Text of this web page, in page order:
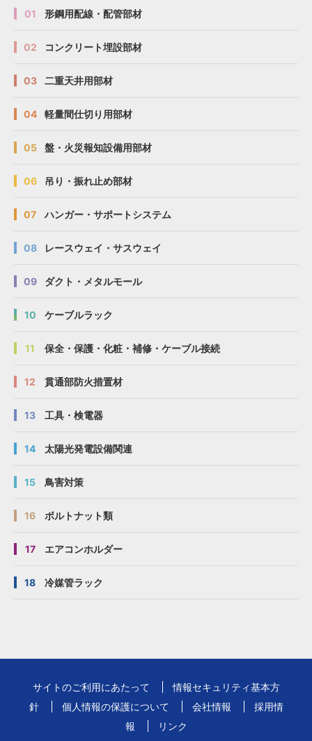
01 形鋼用配線・配管部材
02 コンクリート埋設部材
03 二重天井用部材
04 軽量間仕切り用部材
05 盤・火災報知設備用部材
06 吊り・振れ止め部材
07 ハンガー・サポートシステム
08 レースウェイ・サスウェイ
09 ダクト・メタルモール
10 ケーブルラック
11 保全・保護・化粧・補修・ケーブル接続
12 貫通部防火措置材
13 工具・検電器
14 太陽光発電設備関連
15 鳥害対策
16 ボルトナット類
17 エアコンホルダー
18 冷媒管ラック
サイトのご利用にあたって
情報セキュリティ基本方
針
個人情報の保護について 会社情報
採用情
報
リンク